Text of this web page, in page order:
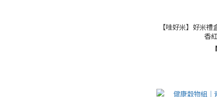
【哇好米】好米
香